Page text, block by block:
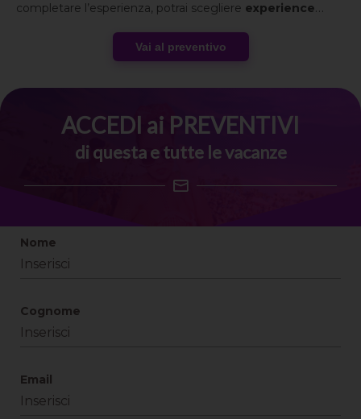
completare l’esperienza, potrai scegliere experience
Una sfida avvincente da vivere fino all’ultimo indizio,
Vai al preventivo
ACCEDI ai PREVENTIVI
di questa e tutte le vacanze
Nome
Cognome
Email